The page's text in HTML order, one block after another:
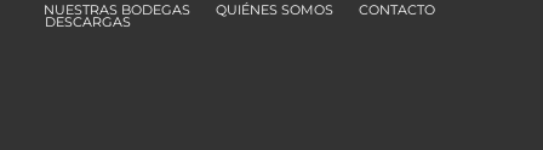
NUESTRAS BODEGAS
QUIÉNES SOMOS CONTACTO
DESCARGAS